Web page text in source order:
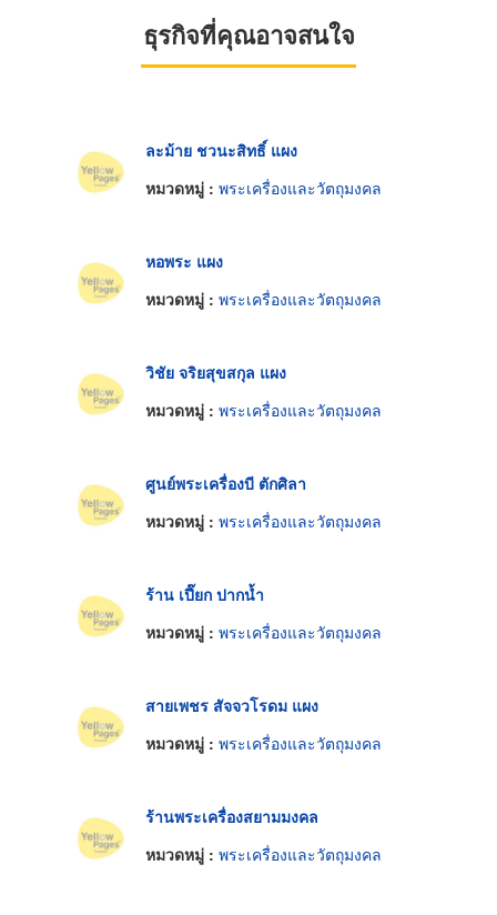
ธุรกิจที่คุณอาจสนใจ
ละม้าย ชวนะสิทธิ์ แผง
หมวดหมู่ : พระเครื่องและวัตถุมงคล
หอพระ แผง
หมวดหมู่ : พระเครื่องและวัตถุมงคล
วิชัย จริยสุขสกุล แผง
หมวดหมู่ : พระเครื่องและวัตถุมงคล
ศูนย์พระเครื่องบี ตักศิลา
หมวดหมู่ : พระเครื่องและวัตถุมงคล
ร้าน เปี๊ยก ปากน้ำ
หมวดหมู่ : พระเครื่องและวัตถุมงคล
สายเพชร สัจจวโรดม แผง
หมวดหมู่ : พระเครื่องและวัตถุมงคล
ร้านพระเครื่องสยามมงคล
หมวดหมู่ : พระเครื่องและวัตถุมงคล